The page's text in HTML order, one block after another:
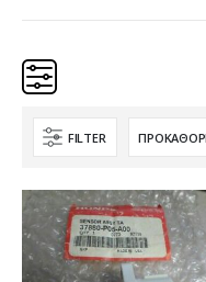
Κατηγορίες
Προϊόν Προέλευση
Aftermarket
FILTER